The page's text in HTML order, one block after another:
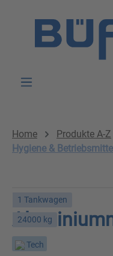
Home Produkte A-Z
Hygiene & Betriebsmittel
1 Tankwagen
24000 kg
Tech